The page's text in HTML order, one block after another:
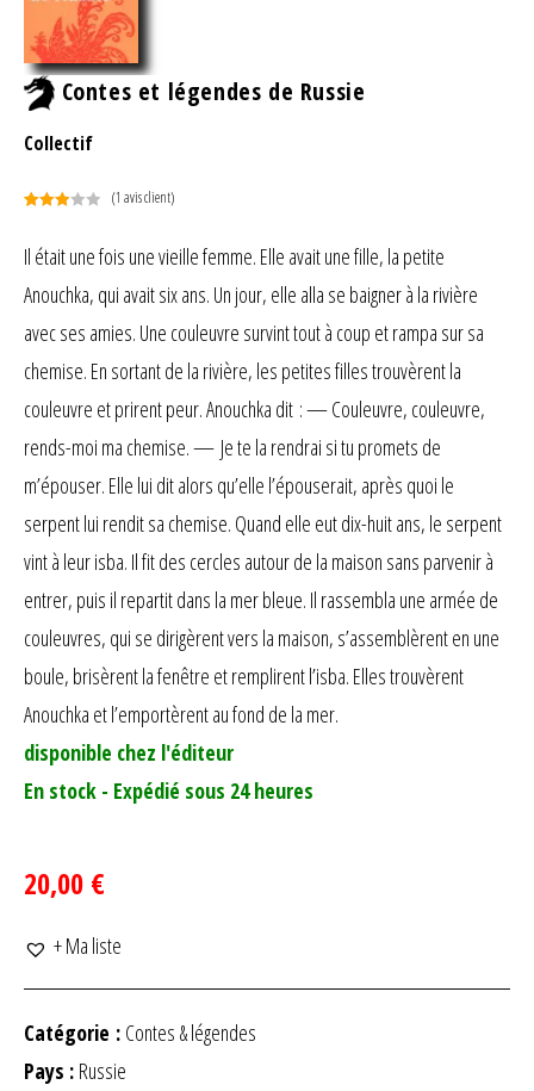
Contes et légendes de Russie
Collectif
sur 5
basé
notation
(1 avis client)
Il était une fois une vieille femme. Elle avait une fille, la petite
Anouchka, qui avait six ans. Un jour, elle alla se baigner à la rivière
avec ses amies. Une couleuvre survint tout à coup et rampa sur sa
chemise. En sortant de la rivière, les petites filles trouvèrent la
couleuvre et prirent peur. Anouchka dit : — Couleuvre, couleuvre,
rends-moi ma chemise. — Je te la rendrai si tu promets de
m’épouser. Elle lui dit alors qu’elle l’épouserait, après quoi le
serpent lui rendit sa chemise. Quand elle eut dix-huit ans, le serpent
vint à leur isba. Il fit des cercles autour de la maison sans parvenir à
entrer, puis il repartit dans la mer bleue. Il rassembla une armée de
couleuvres, qui se dirigèrent vers la maison, s’assemblèrent en une
boule, brisèrent la fenêtre et remplirent l’isba. Elles trouvèrent
Anouchka et l’emportèrent au fond de la mer.
disponible chez l'éditeur
En stock - Expédié sous 24 heures
20,00 €
+ Ma liste
Catégorie : Contes & légendes
Pays : Russie